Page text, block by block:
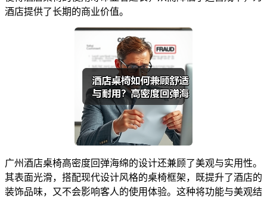
酒店提供了长期的商业价值。
广州酒店桌椅高密度回弹海绵的设计还兼顾了美观与实用性。
其表面光滑，搭配现代设计风格的桌椅框架，既提升了酒店的
装饰品味，又不会影响客人的使用体验。这种将功能与美观结